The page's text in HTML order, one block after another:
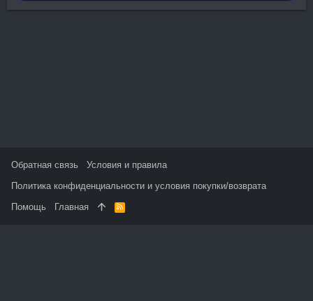
Обратная связь
Условия и правила
Политика конфиденциальности и условия покупки/возврата
Помощь
Главная
R